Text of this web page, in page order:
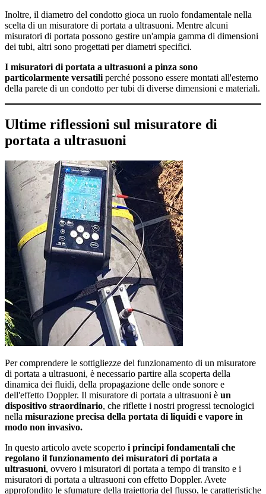
Inoltre, il diametro del condotto gioca un ruolo fondamentale nella
scelta di un misuratore di portata a ultrasuoni. Mentre alcuni
misuratori di portata possono gestire un'ampia gamma di dimensioni
dei tubi, altri sono progettati per diametri specifici.
I misuratori di portata a ultrasuoni a pinza sono
particolarmente versatili perché possono essere montati all'esterno
della parete di un condotto per tubi di diverse dimensioni e materiali.
Ultime riflessioni sul misuratore di
portata a ultrasuoni
Per comprendere le sottigliezze del funzionamento di un misuratore
di portata a ultrasuoni, è necessario partire alla scoperta della
dinamica dei fluidi, della propagazione delle onde sonore e
dell'effetto Doppler. Il misuratore di portata a ultrasuoni è un
dispositivo straordinario, che riflette i nostri progressi tecnologici
nella misurazione precisa della portata di liquidi e vapore in
modo non invasivo.
In questo articolo avete scoperto i principi fondamentali che
regolano il funzionamento dei misuratori di portata a
ultrasuoni, ovvero i misuratori di portata a tempo di transito e i
misuratori di portata a ultrasuoni con effetto Doppler. Avete
approfondito le sfumature della traiettoria del flusso, le caratteristiche